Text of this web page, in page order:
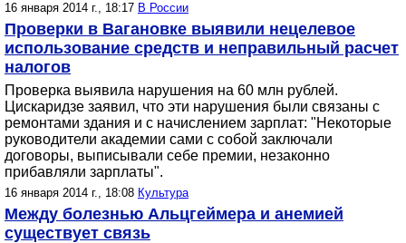
16 января 2014 г., 18:17 В России
Проверки в Вагановке выявили нецелевое
использование средств и неправильный расчет
налогов
Проверка выявила нарушения на 60 млн рублей.
Цискаридзе заявил, что эти нарушения были связаны с
ремонтами здания и с начислением зарплат: "Некоторые
руководители академии сами с собой заключали
договоры, выписывали себе премии, незаконно
прибавляли зарплаты".
16 января 2014 г., 18:08 Культура
Между болезнью Альцгеймера и анемией
существует связь